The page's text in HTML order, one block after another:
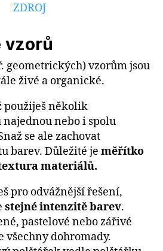
ZDROJ
vzorů
geometrických) vzorům jsou
živé a organické.
použiješ několik
nebo i spolu
se ale zachovat
barev. Důležité je měřítko
materiálů.
pro odvážnější řešení,
stejné intenzitě barev.
pastelové nebo zářivé
všechny dohromady.